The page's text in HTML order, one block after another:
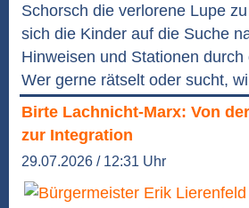
Schorsch die verlorene Lupe
sich die Kinder auf die Suche
Hinweisen und Stationen durch
Wer gerne rätselt oder sucht,
Birte Lachnicht-Marx: Von
zur Integration
29.07.2026 / 12:31 Uhr